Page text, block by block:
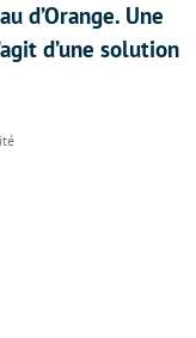
d’Orange. Une
d’une solution